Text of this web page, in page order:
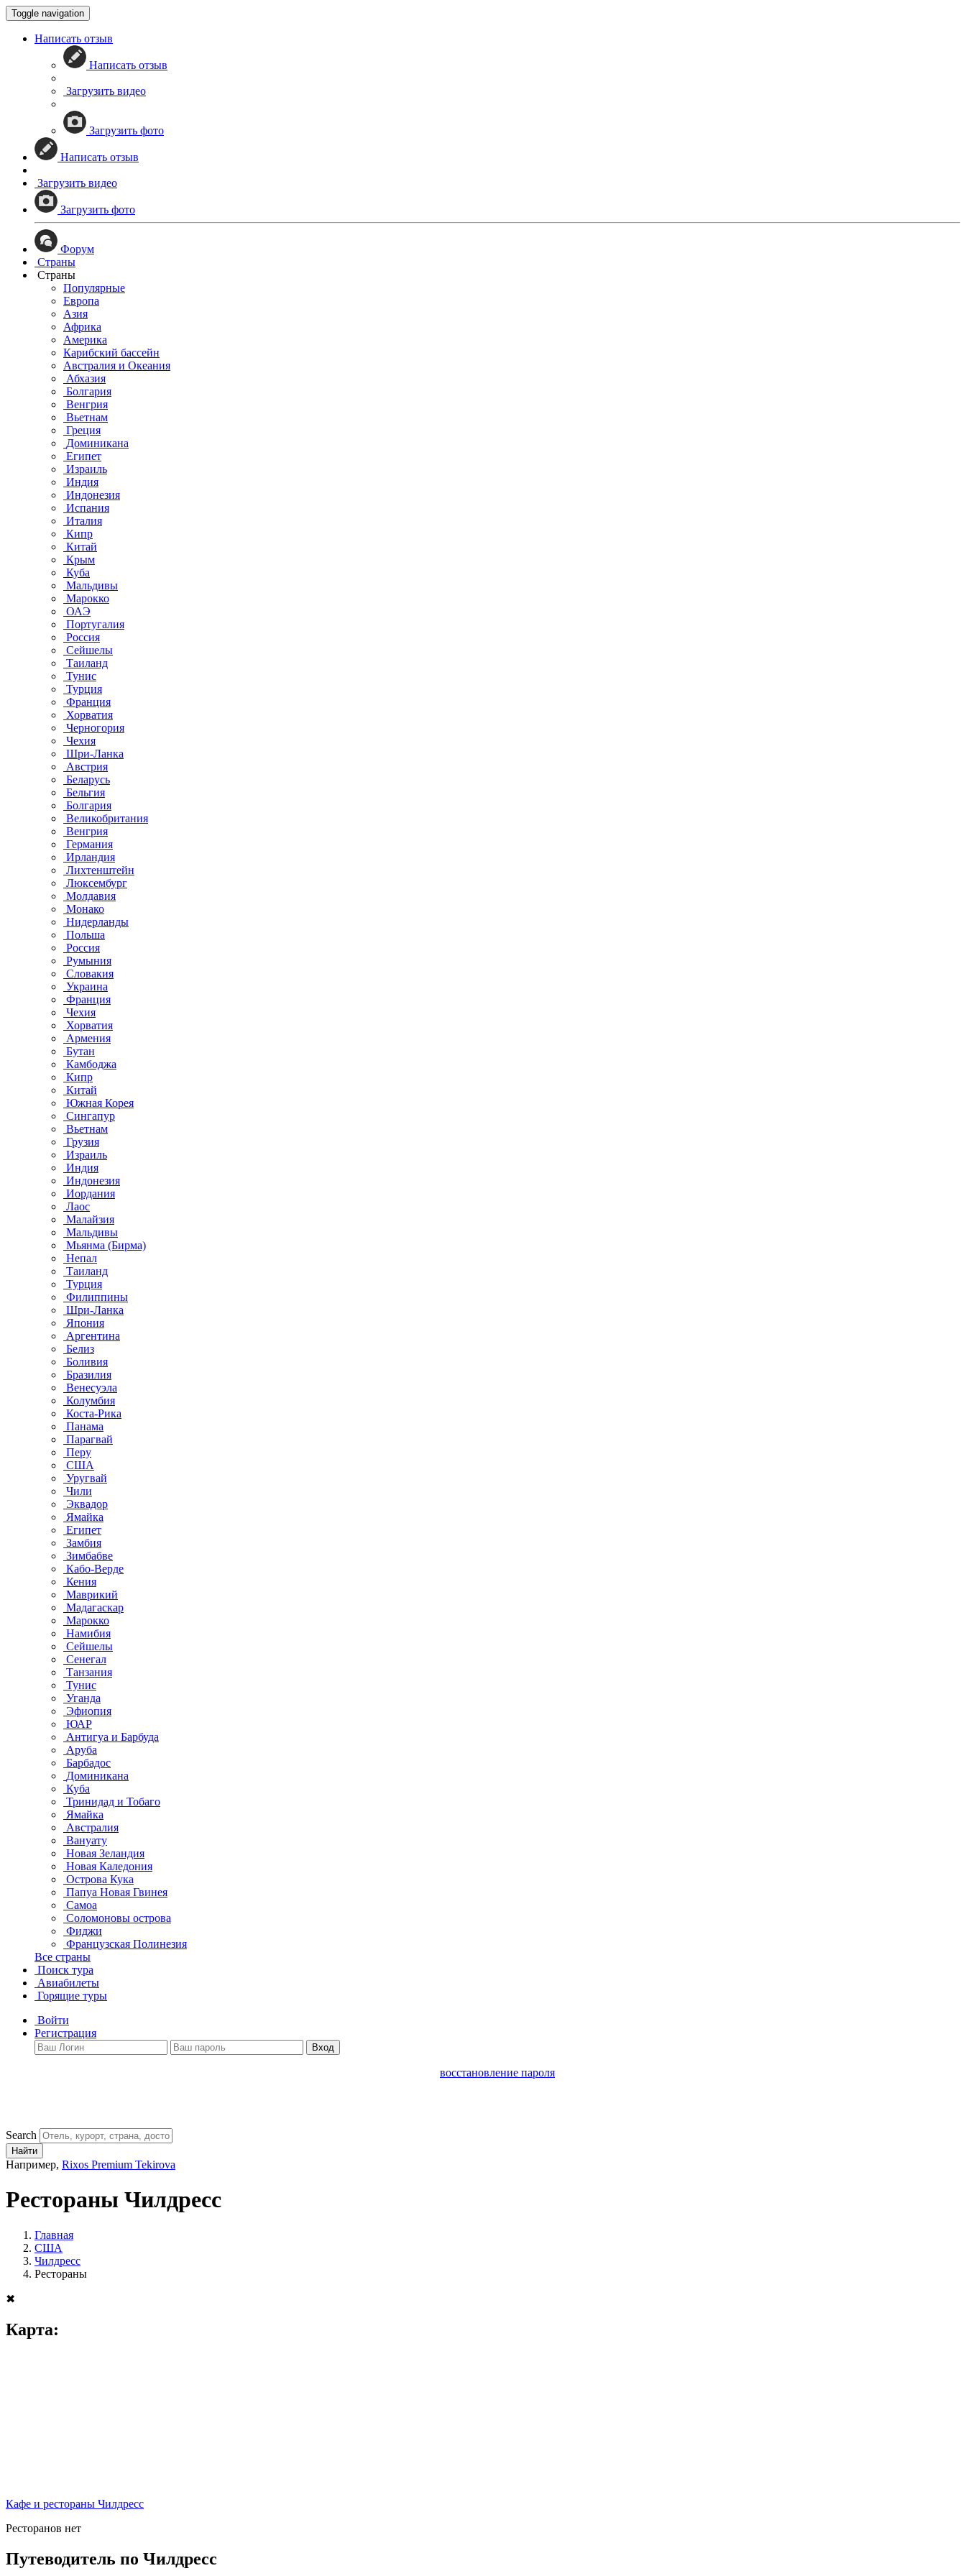
Toggle navigation
Написать отзыв
Написать отзыв
Загрузить видео
Загрузить фото
Написать отзыв
Загрузить видео
Загрузить фото
Форум
Страны
Страны
Популярные
Европа
Азия
Африка
Америка
Карибский бассейн
Австралия и Океания
Абхазия
Болгария
Венгрия
Вьетнам
Греция
Доминикана
Египет
Израиль
Индия
Индонезия
Испания
Италия
Кипр
Китай
Крым
Куба
Мальдивы
Марокко
ОАЭ
Португалия
Россия
Сейшелы
Таиланд
Тунис
Турция
Франция
Хорватия
Черногория
Чехия
Шри-Ланка
Австрия
Беларусь
Бельгия
Болгария
Великобритания
Венгрия
Германия
Ирландия
Лихтенштейн
Люксембург
Молдавия
Монако
Нидерланды
Польша
Россия
Румыния
Словакия
Украина
Франция
Чехия
Хорватия
Армения
Бутан
Камбоджа
Кипр
Китай
Южная Корея
Сингапур
Вьетнам
Грузия
Израиль
Индия
Индонезия
Иордания
Лаос
Малайзия
Мальдивы
Мьянма (Бирма)
Непал
Таиланд
Турция
Филиппины
Шри-Ланка
Япония
Аргентина
Белиз
Боливия
Бразилия
Венесуэла
Колумбия
Коста-Рика
Панама
Парагвай
Перу
США
Уругвай
Чили
Эквадор
Ямайка
Египет
Замбия
Зимбабве
Кабо-Верде
Кения
Маврикий
Мадагаскар
Марокко
Намибия
Сейшелы
Сенегал
Танзания
Тунис
Уганда
Эфиопия
ЮАР
Антигуа и Барбуда
Аруба
Барбадос
Доминикана
Куба
Тринидад и Тобаго
Ямайка
Австралия
Вануату
Новая Зеландия
Новая Каледония
Острова Кука
Папуа Новая Гвинея
Самоа
Соломоновы острова
Фиджи
Французская Полинезия
Все страны
Поиск тура
Авиабилеты
Горящие туры
Войти
Регистрация
Вход
восстановление пароля
Search
Найти
Например, Rixos Premium Tekirova
Рестораны Чилдресс
Главная
США
Чилдресс
Рестораны
✖
Карта:
Кафе и рестораны Чилдресс
Ресторанов нет
Путеводитель по Чилдресс